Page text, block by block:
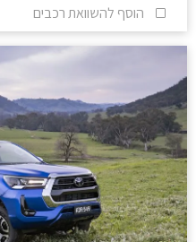
הוסף להשוואת רכבים